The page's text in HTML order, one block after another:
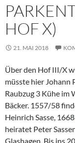
HOF X)
21. MAI 2018
Über den Hof III/X
müsste hier Johann
Raubzug 3 Kühe im
Bäcker. 1557/58
Heinrich Sasse, 1668
heiratet Peter
Glashagen. Bis ins